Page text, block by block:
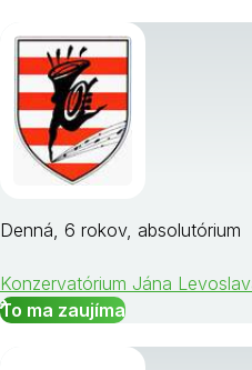
Denná, 6 rokov, absolutórium
Konzervatórium Jána
To ma zaujíma